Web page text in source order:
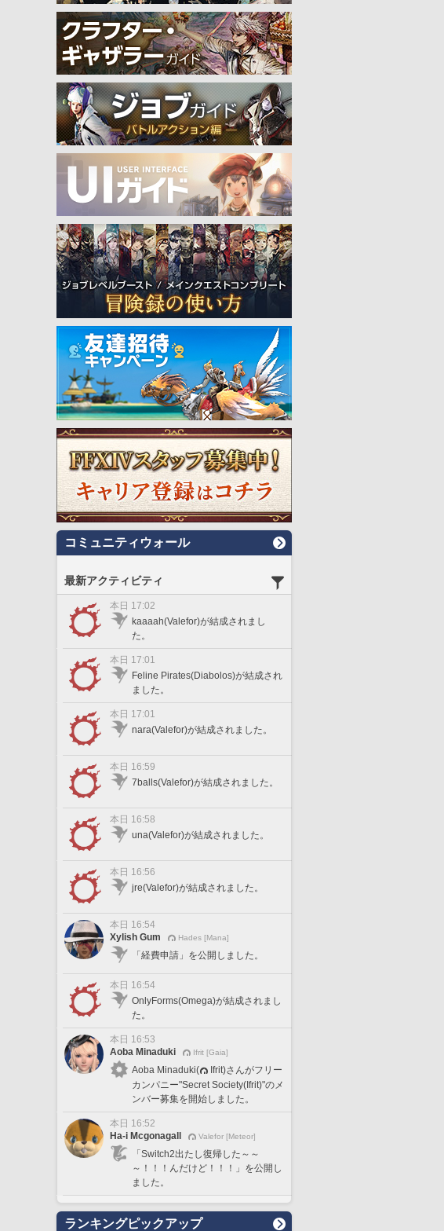
コミュニティウォール
最新アクティビティ
本日 17:02
kaaaah(Valefor)が結成されまし
た。
本日 17:01
Feline Pirates(Diabolos)が結成され
ました。
本日 17:01
nara(Valefor)が結成されました。
本日 16:59
7balls(Valefor)が結成されました。
本日 16:58
una(Valefor)が結成されました。
本日 16:56
jre(Valefor)が結成されました。
本日 16:54
Xylish Gum
Hades [Mana]
「経費申請」を公開しました。
本日 16:54
OnlyForms(Omega)が結成されまし
た。
本日 16:53
Aoba Minaduki
Ifrit [Gaia]
Aoba Minaduki(
Ifrit)さんがフリー
カンパニー"Secret Society(Ifrit)"のメ
ンバー募集を開始しました。
本日 16:52
Ha-i Mcgonagall
Valefor [Meteor]
「Switch2出たし復帰した～～
～！！！んだけど！！！」を公開し
ました。
ランキングピックアップ